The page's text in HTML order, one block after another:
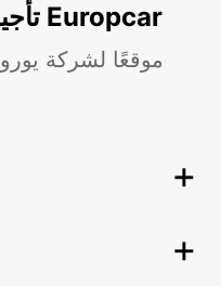
تأجير السيارات في قطر مع Europcar
موقعًا لشركة